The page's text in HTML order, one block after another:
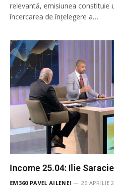
relevantă, emisiunea constituie
încercarea de înţelegere a…
Income 25.04: Ilie
EM360 PAVEL AILENEI 26 APRILIE